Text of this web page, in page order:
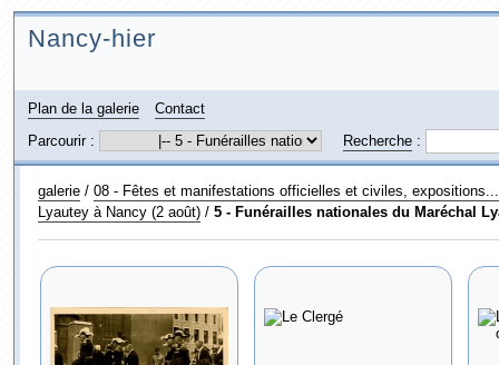
Nancy-hier
Plan de la galerie
Contact
Parcourir :
Recherche:
galerie/ 08 - Fêtes et manifestations officielles et civiles, expositions...
Lyautey à Nancy (2 août)/ 5 - Funérailles nationales du Maréchal